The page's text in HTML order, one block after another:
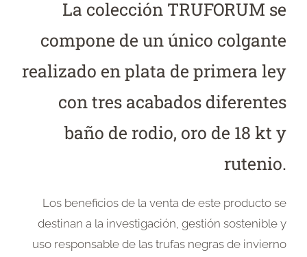
La colección TRUFORUM se
compone de un único colgante
realizado en plata de primera ley
con tres acabados diferentes
baño de rodio, oro de 18 kt y
rutenio.
Los beneficios de la venta de este producto se
destinan a la investigación, gestión sostenible y
uso responsable de las trufas negras de invierno